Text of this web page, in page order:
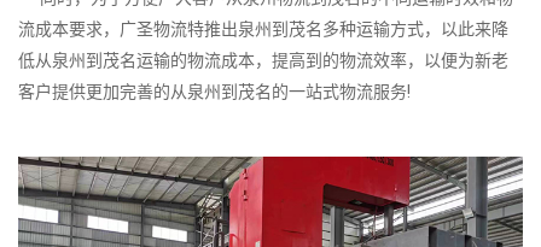
流成本要求，广圣物流特推出泉州到茂名多种运输方式，以此来降
低从泉州到茂名运输的物流成本，提高到的物流效率，以便为新老
客户提供更加完善的从泉州到茂名的一站式物流服务!